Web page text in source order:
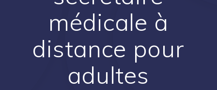
médicale à
distance pour
adultes